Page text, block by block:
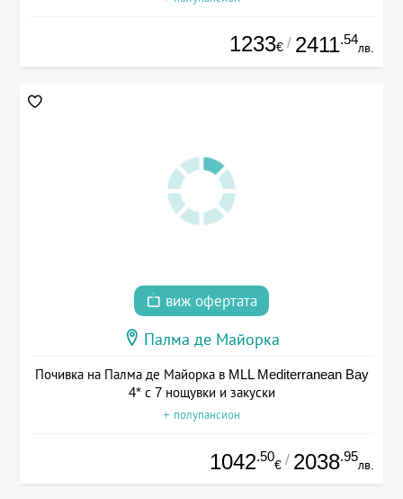
1233€ / 2411.54
лв.
виж офертата
Палма де Майорка
Почивка на Палма де Майорка в MLL Mediterranean Bay
4* с 7 нощувки и закуски
+ полупансион
1042.50
€ / 2038.95
лв.